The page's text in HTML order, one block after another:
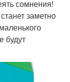
сомнения!
заметно
будут